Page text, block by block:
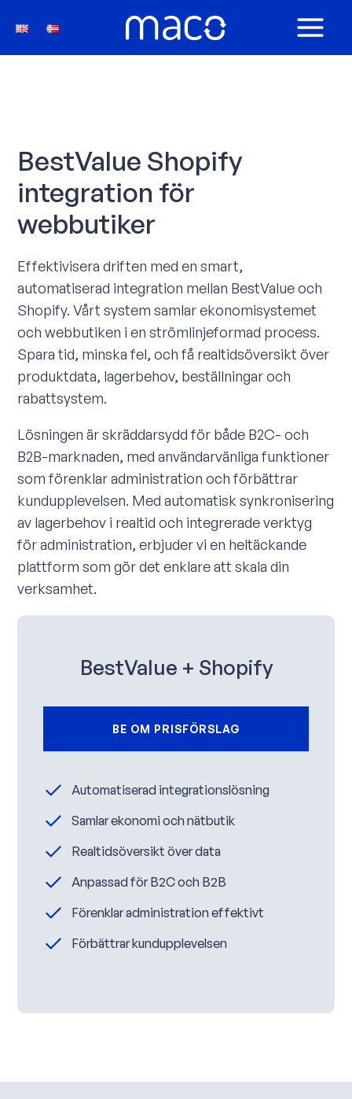
innehåll
MAIN
BestValue Shopify
integration för
webbutiker
Effektivisera driften med en smart,
automatiserad integration mellan BestValue och
Shopify. Vårt system samlar ekonomisystemet
och webbutiken i en strömlinjeformad process.
Spara tid, minska fel, och få realtidsöversikt över
produktdata, lagerbehov, beställningar och
rabattsystem.
Lösningen är skräddarsydd för både B2C- och
B2B-marknaden, med användarvänliga funktioner
som förenklar administration och förbättrar
kundupplevelsen. Med automatisk synkronisering
av lagerbehov i realtid och integrerade verktyg
för administration, erbjuder vi en heltäckande
plattform som gör det enklare att skala din
verksamhet.
BestValue + Shopify
BE OM PRISFÖRSLAG
Automatiserad integrationslösning
Samlar ekonomi och nätbutik
Realtidsöversikt över data
Anpassad för B2C och B2B
Förenklar administration effektivt
Förbättrar kundupplevelsen